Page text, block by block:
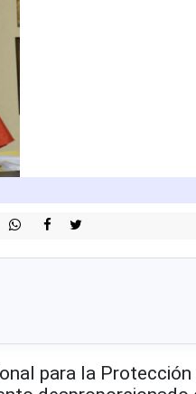
para la Protección